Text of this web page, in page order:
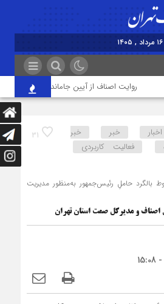
روایت اصناف از آیین جاماندگان اربعین در
31 خبر
خبر
فعالیت کاربردی
بالگرد حاملِ رئیس‌جمهور به‌منظور مدیریت
اصناف و مدیرکل صمت استان تهران